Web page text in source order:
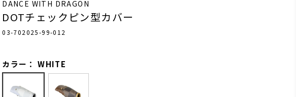
DANCE WITH DRAGON
DOTチェックピン型カバー
03-702025-99-012
カラー： WHITE